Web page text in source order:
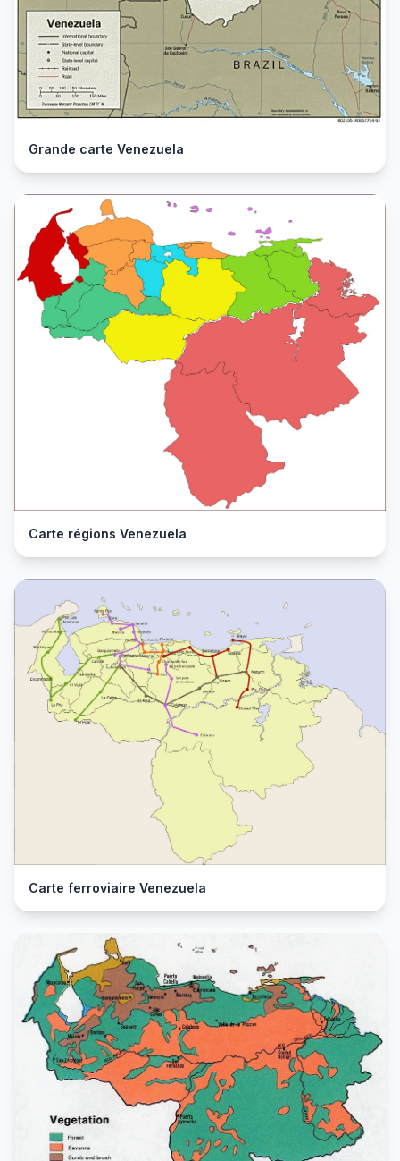
Grande carte Venezuela
Carte régions Venezuela
Carte ferroviaire Venezuela